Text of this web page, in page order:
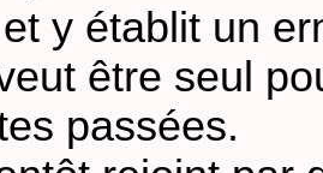
y établit un
être seul
passées.